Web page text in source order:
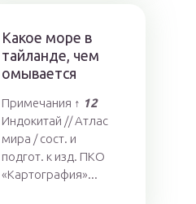
Какое море в
тайланде, чем
омывается
Примечания ↑ 12
Индокитай // Атлас
мира / сост. и
подгот. к изд. ПКО
«Картография»...